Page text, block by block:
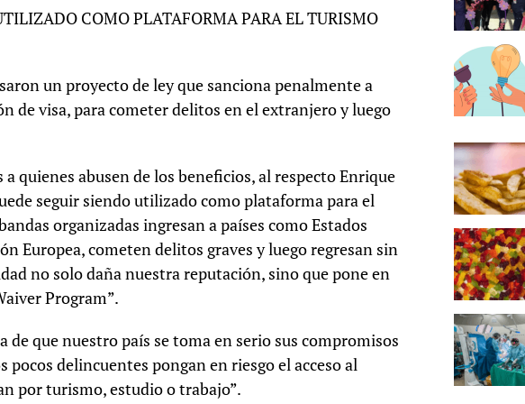
COMO PLATAFORMA PARA EL TURISMO
un proyecto de ley que sanciona penalmente a
de visa, para cometer delitos en el extranjero y luego
quienes abusen de los beneficios, al respecto Enrique
seguir siendo utilizado como plataforma para el
organizadas ingresan a países como Estados
Europea, cometen delitos graves y luego regresan sin
no solo daña nuestra reputación, sino que pone en
Program”.
de que nuestro país se toma en serio sus compromisos
delincuentes pongan en riesgo el acceso al
por turismo, estudio o trabajo”.